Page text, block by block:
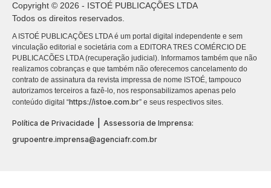
Copyright © 2026 - ISTOÉ PUBLICAÇÕES LTDA
Todos os direitos reservados.
A ISTOÉ PUBLICAÇÕES LTDA é um portal digital independente e sem
vinculação editorial e societária com a EDITORA TRES COMÉRCIO DE
PUBLICACÕES LTDA (recuperação judicial). Informamos também que não
realizamos cobranças e que também não oferecemos cancelamento do
contrato de assinatura da revista impressa de nome ISTOÉ, tampouco
autorizamos terceiros a fazê-lo, nos responsabilizamos apenas pelo
conteúdo digital “https://istoe.com.br” e seus respectivos sites.
Política de Privacidade
Assessoria de Imprensa:
grupoentre.imprensa@agenciafr.com.br